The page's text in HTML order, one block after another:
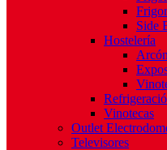
Side
Hostelería
Vinotecas
Outlet
Televisores